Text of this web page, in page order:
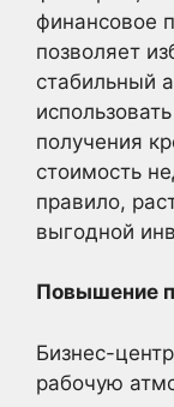
финансовое
позволяет
стабильный
получения
стоимость
правило,
выгодной
Повышение
Бизнес-
рабочую